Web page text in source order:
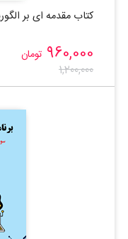
کتاب مقدمه ای بر الگوریتم ها
960,000 تومان
1,200,000